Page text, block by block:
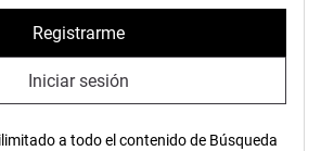
Registrarme
Iniciar sesión
a todo el contenido de Búsqueda